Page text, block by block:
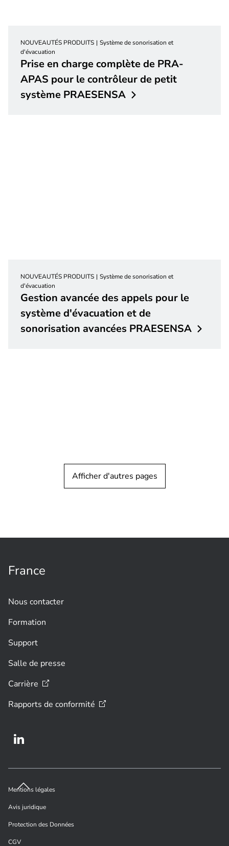
NOUVEAUTÉS PRODUITS
Système de sonorisation et
d'évacuation
Prise en charge complète de PRA-
APAS pour le contrôleur de petit
système PRAESENSA
NOUVEAUTÉS PRODUITS
Système de sonorisation et
d'évacuation
Gestion avancée des appels pour le
système d'évacuation et de
sonorisation avancées PRAESENSA
décolle à l'aéroport international de
Afficher d'autres pages
France
Nous contacter
Formation
Support
Salle de presse
Carrière
Rapports de conformité
Mentions légales
Avis juridique
Protection des Données
CGV